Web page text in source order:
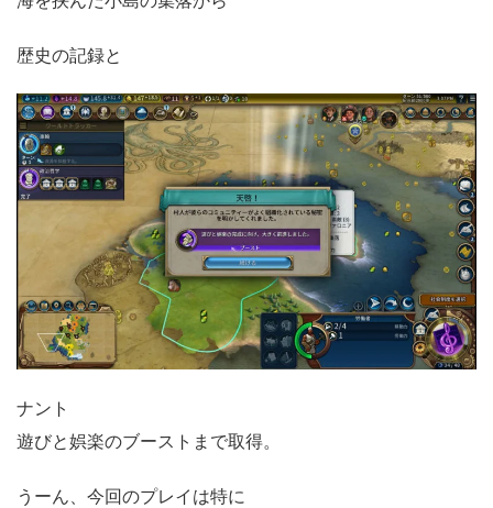
歴史の記録と
ナント
遊びと娯楽のブーストまで取得。
うーん、今回のプレイは特に